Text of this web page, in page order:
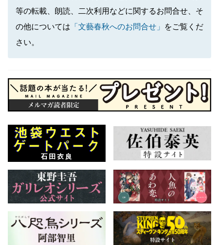
等の転載、朗読、二次利用などに関するお問合せ、そ
の他については 「文藝春秋へのお問合せ」
をご覧くだ
さい。